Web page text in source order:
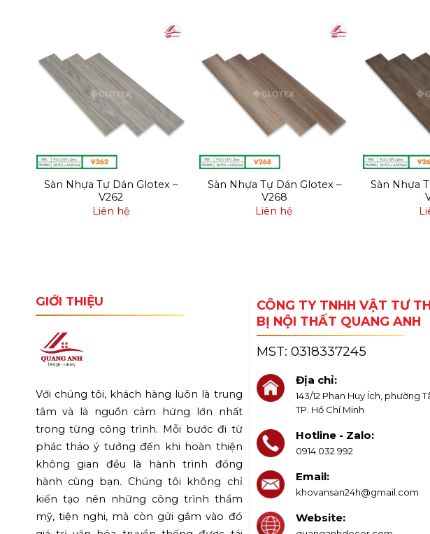
Sàn Nhựa Tự Dán Glotex –
V262
Liên hệ
Sàn Nhựa Tự Dán Glotex –
V268
Liên hệ
Sàn Nhựa
GIỚI THIỆU
Với chúng tôi, khách hàng luôn là trung
tâm và là nguồn cảm hứng lớn nhất
trong từng công trình. Mỗi bước đi từ
phác thảo ý tưởng đến khi hoàn thiện
không gian đều là hành trình đồng
hành cùng bạn. Chúng tôi không chỉ
kiến tạo nên những công trình thẩm
mỹ, tiện nghi, mà còn gửi gắm vào đó
CÔNG TY TNHH VẬT TƯ
BỊ NỘI THẤT QUANG ANH
MST:0318337245
Địa chỉ:
143/12 Phan Huy Ích, phường
TP. Hồ Chí Minh
Hotline - Zalo:
0914 032 992
Email:
khovansan24h@gmail.com
Website: